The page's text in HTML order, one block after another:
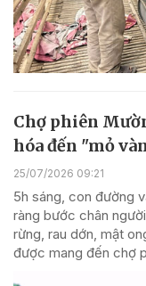
Chợ phiên
hóa đến "mỏ
25/07/2026 09:21
5h sáng, con đường
ràng bước chân
rừng, rau dớn, mật
được mang đến chợ